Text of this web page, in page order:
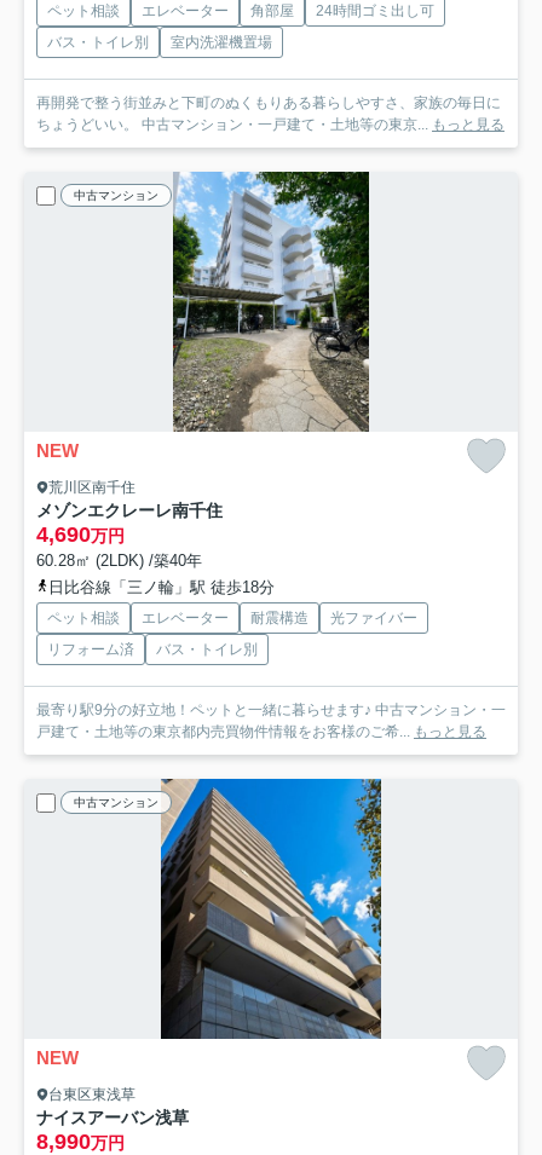
ペット相談 エレベーター 角部屋
24時間ゴミ出し可
バス・トイレ別
室内洗濯機置場
再開発で整う街並みと下町のぬくもりある暮らしやすさ、家族の毎日に
ちょうどいい。 中古マンション・一戸建て・土地等の東京...
もっと見る
中古マンション
NEW
荒川区南千住
メゾンエクレーレ南千住
4,690万円
60.28㎡ (2LDK) /築40年
日比谷線「三ノ輪」駅 徒歩18分
ペット相談 エレベーター 耐震構造
光ファイバー
リフォーム済
バス・トイレ別
最寄り駅9分の好立地！ペットと一緒に暮らせます♪ 中古マンション・一
戸建て・土地等の東京都内売買物件情報をお客様のご希...
もっと見る
中古マンション
NEW
台東区東浅草
ナイスアーバン浅草
8,990万円